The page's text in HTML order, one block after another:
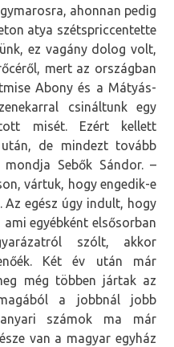
ahonnan pedig
atya szétspriccentette
ez vagány dolog volt,
mert az országban
Abony és a Mátyás-
csináltunk egy
misét. Ezért kellett
de mindezt tovább
Sebők Sándor. –
vártuk, hogy engedik-e
Az egész úgy indult, hogy
egyébként elsősorban
szólt, akkor
Két év után már
még többen jártak az
a jobbnál jobb
számok ma már
van a magyar egyház